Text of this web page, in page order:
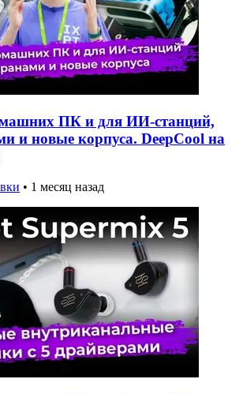
ПК и для ИИ-станций,
и новые корпуса. DeepCool на
• 1 месяц назад